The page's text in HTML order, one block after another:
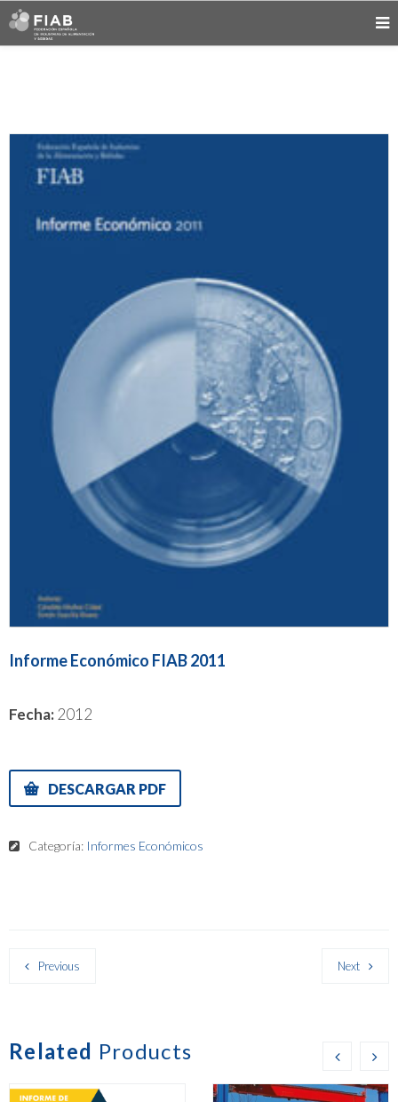
Informe Económico FIAB 2011
Fecha: 2012
DESCARGAR PDF
Categoría: Informes Económicos
Previous Next
Related Products